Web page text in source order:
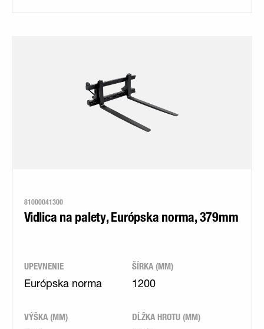
81000041300
Vidlica na palety, Európska norma, 379mm
UPEVNENIE
Európska norma
ŠÍRKA (MM)
1200
VÝŠKA (MM) DĹŽKA HROTU (MM)